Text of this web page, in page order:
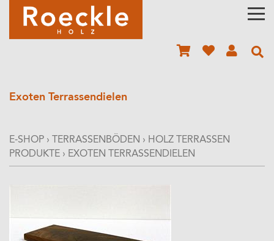
Exoten Terrassendielen
E-SHOP › TERRASSENBÖDEN › HOLZ TERRASSEN
PRODUKTE › EXOTEN TERRASSENDIELEN